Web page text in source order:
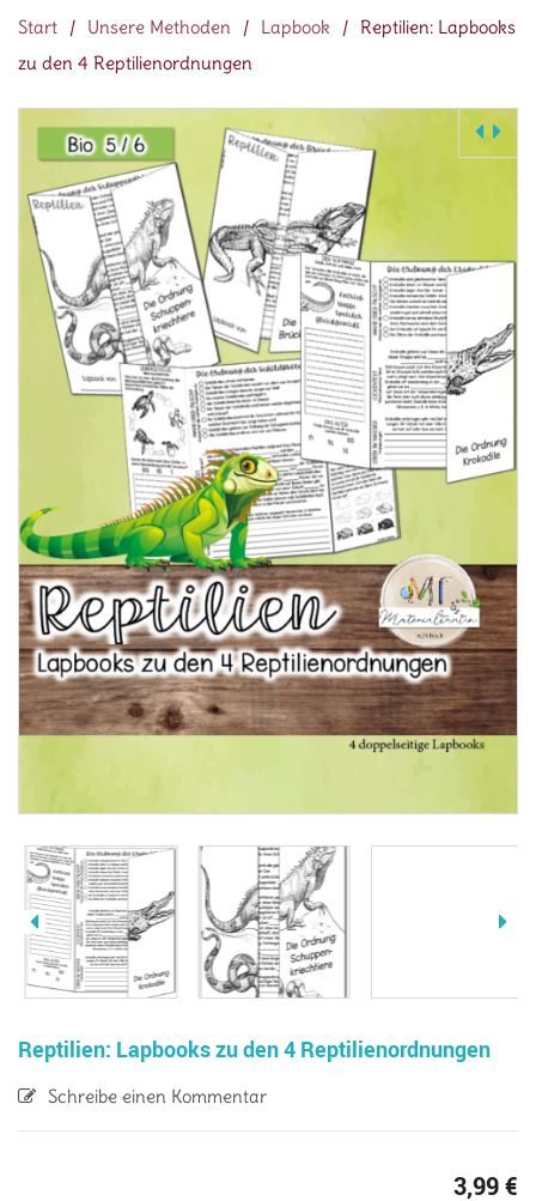
Start / Unsere Methoden / Lapbook / Reptilien: Lapbooks
zu den 4 Reptilienordnungen
Reptilien: Lapbooks zu den 4 Reptilienordnungen
Schreibe einen Kommentar
3,99€